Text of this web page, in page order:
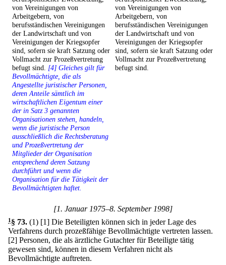
von Vereinigungen von
Arbeitgebern, von
berufsständischen Vereinigungen
der Landwirtschaft und von
Vereinigungen der Kriegsopfer
sind, sofern sie kraft Satzung oder
Vollmacht zur Prozeßvertretung
befugt sind. [4] Gleiches gilt für
Bevollmächtigte, die als
Angestellte juristischer Personen,
deren Anteile sämtlich im
wirtschaftlichen Eigentum einer
der in Satz 3 genannten
Organisationen stehen, handeln,
wenn die juristische Person
ausschließlich die Rechtsberatung
und Prozeßvertretung der
Mitglieder der Organisation
entsprechend deren Satzung
durchführt und wenn die
Organisation für die Tätigkeit der
Bevollmächtigten haftet.
von Vereinigungen von
Arbeitgebern, von
berufsständischen Vereinigungen
der Landwirtschaft und von
Vereinigungen der Kriegsopfer
sind, sofern sie kraft Satzung oder
Vollmacht zur Prozeßvertretung
befugt sind.
[1. Januar 1975–8. September 1998]
1§ 73. (1) [1] Die Beteiligten können sich in jeder Lage des
Verfahrens durch prozeßfähige Bevollmächtigte vertreten lassen.
[2] Personen, die als ärztliche Gutachter für Beteiligte tätig
gewesen sind, können in diesem Verfahren nicht als
Bevollmächtigte auftreten.